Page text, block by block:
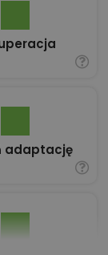
adaptację